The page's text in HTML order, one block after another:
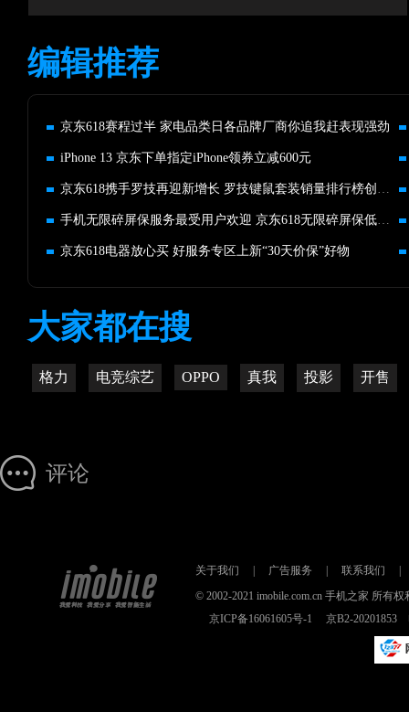
编辑推荐
京东618赛程过半 家电品类日各品牌厂商你追我赶表现强劲
iPhone 13 京东下单指定iPhone领券立减600元
京东618携手罗技再迎新增长 罗技键鼠套装销量排行榜创新高
手机无限碎屏保服务最受用户欢迎 京东618无限碎屏保低至69元起
京东618电器放心买 好服务专区上新“30天价保”好物
大家都在搜
格力 电竞综艺 OPPO 真我 投影 开售
评论
关于我们 广告服务 联系我们
© 2002-2021 imobile.com.cn 手机之家 所有
京ICP备16061605号-1
京B2-20201853